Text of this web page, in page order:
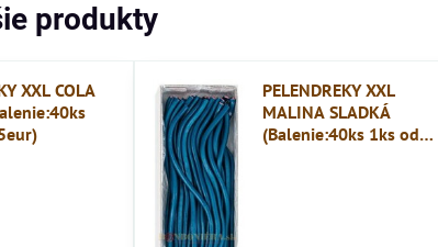
produkty
XXL COLA
PELENDREKY XXL
MALINA SLADKÁ
(Balenie:40ks 1ks od